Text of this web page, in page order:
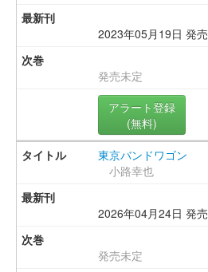
2023年05月19日 発売
発売未定
アラート登録
(無料)
東京バンドワゴン
小路幸也
2026年04月24日 発売
発売未定